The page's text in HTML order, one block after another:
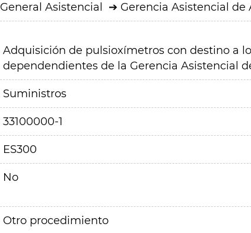
General Asistencial
Gerencia Asistencial
Adquisición de pulsioxímetros con destino a
dependendientes de la Gerencia Asistencial
Suministros
33100000-1
ES300
No
Otro procedimiento